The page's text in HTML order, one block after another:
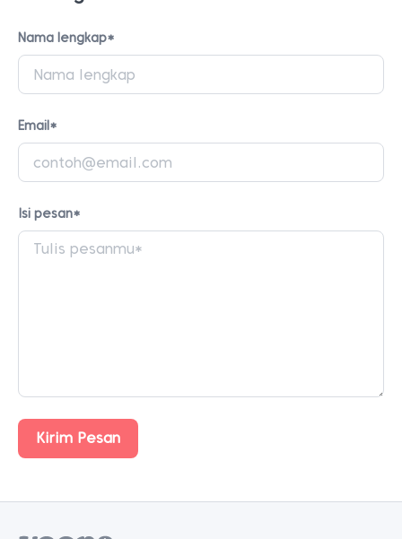
Nama lengkap*
Email*
Isi pesan*